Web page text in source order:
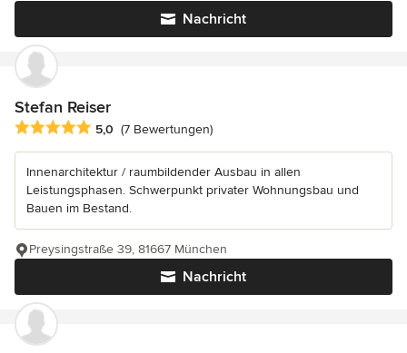
Nachricht
Stefan Reiser
Durchschnittliche Bewertung: 5 von 5 Sternen
5,0 (7 Bewertungen)
Innenarchitektur / raumbildender Ausbau in allen
Leistungsphasen. Schwerpunkt privater Wohnungsbau und
Bauen im Bestand.
Nachricht
Preysingstraße 39, 81667 München